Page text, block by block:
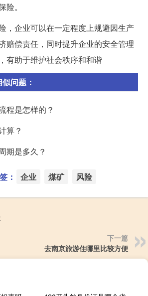
。
，企业可以在一定程度上规避因生产
赔偿责任，同时提升企业的安全管理
有助于维护社会秩序和和谐
问题：
程是怎样的？
算？
期是多久？
： 企业 煤矿 风险
下一篇
去南京旅游住哪里比较方便